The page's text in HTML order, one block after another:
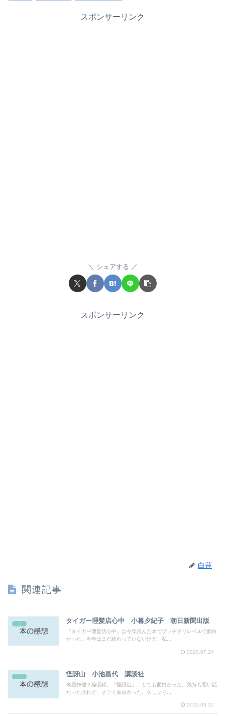
スポンサーリンク
シェアする
スポンサーリンク
白蓮
関連記事
こ タイガー理髪店心中 小暮夕紀子 朝日新聞出版
『タイガー理髪店心中』は今年読んだ本でブッチギリレベルで面白
かった。今年はまだ終わっていないけど、私...
2020.07.24
こ 怪訝山 小池昌代 講談社
表題作他２編収録。『怪訝山』、とても面白かった。気持ち悪い話
だったけれど、すごく面白かった。久しぶり...
2015.03.12